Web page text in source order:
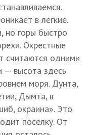
в легкие.
но горы быстро
Окрестные
считаются одними
— высота здесь
моря. Дунта,
Дымта, в
окраина». Это
поселку. От